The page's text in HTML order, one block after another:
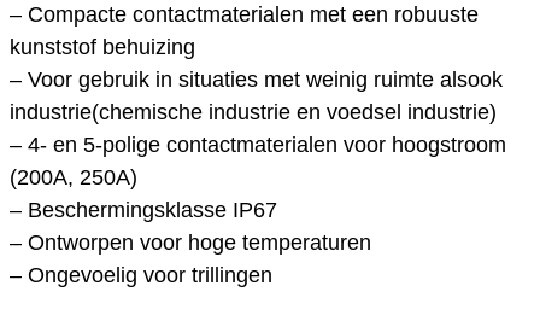
– Compacte contactmaterialen met een robuuste
kunststof behuizing
– Voor gebruik in situaties met weinig ruimte alsook
industrie(chemische industrie en voedsel industrie)
– 4- en 5-polige contactmaterialen voor hoogstroom
(200A, 250A)
– Beschermingsklasse IP67
– Ontworpen voor hoge temperaturen
– Ongevoelig voor trillingen